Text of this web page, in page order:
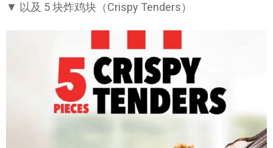
▼ 以及 5 块炸鸡块（Crispy Tenders）